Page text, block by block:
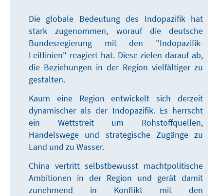
Die globale Bedeutung des Indopazifik hat
stark zugenommen, worauf die deutsche
Bundesregierung mit den "Indopazifik-
Leitlinien" reagiert hat. Diese zielen darauf ab,
die Beziehungen in der Region vielfältiger zu
gestalten.
Kaum eine Region entwickelt sich derzeit
dynamischer als der Indopazifik. Es herrscht
ein Wettstreit um Rohstoffquellen,
Handelswege und strategische Zugänge zu
Land und zu Wasser.
China vertritt selbstbewusst machtpolitische
Ambitionen in der Region und gerät damit
zunehmend in Konflikt mit den